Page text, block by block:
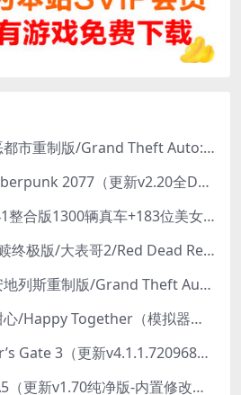
侠盗猎车手：罪恶都市重制版/Grand Theft Auto: Vice City – The Definitive Edition
赛博朋克2077/Cyberpunk 2077（更新v2.20全DLC）
GTA5中国风（1.41整合版1300辆真车+183位美女与英雄+200%存档）
荒野大镖客2：救赎终极版/大表哥2/Red Dead Redemption 2: Ultimate Edition（更新v1491.50终极版）
侠盗猎车手：圣安地列斯重制版/Grand Theft Auto: San Andreas – The Definitive Edition（更新v1.113.49697469）
女神驾到：夏日甜心/Happy Together（模拟器版-升级豪华终极珍藏版+全DLC）
博德之门3/Baldur’s Gate 3（更新v4.1.1.7209685）
侠盗猎车手5/GTA5（更新v1.70纯净版-内置修改器+通关存档）